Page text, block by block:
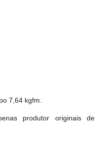
7,64 kgfm.
produtor originais de